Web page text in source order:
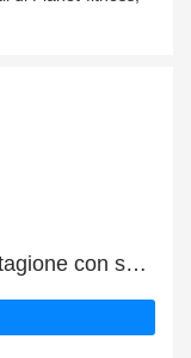
Planet-fitness offerte di mezza stagione con sconti fino al 7%